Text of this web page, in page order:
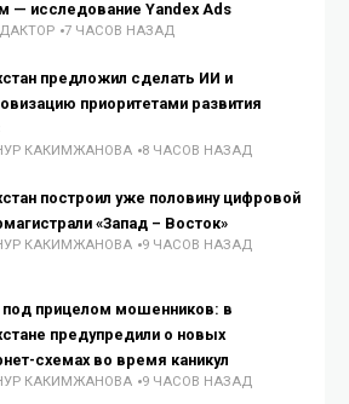
— исследование Yandex Ads
7 ЧАСОВ НАЗАД
предложил сделать ИИ и
приоритетами развития
КАКИМЖАНОВА 8 ЧАСОВ НАЗАД
построил уже половину цифровой
«Запад – Восток»
КАКИМЖАНОВА 9 ЧАСОВ НАЗАД
под прицелом мошенников: в
предупредили о новых
схемах во время каникул
КАКИМЖАНОВА 9 ЧАСОВ НАЗАД